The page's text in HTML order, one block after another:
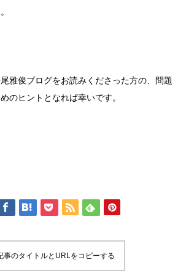
雅俊ブログをお読みくださった方の、問題
のヒントとなれば幸いです。
事のタイトルとURLをコピーする